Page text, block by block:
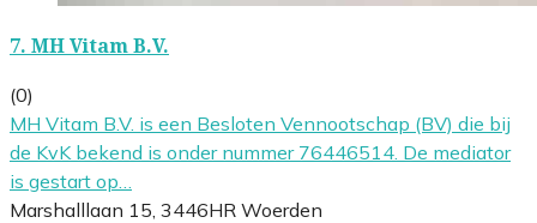
7. MH Vitam B.V.
(0)
MH Vitam B.V. is een Besloten Vennootschap (BV) die bij
de KvK bekend is onder nummer 76446514. De mediator
is gestart op…
Marshalllaan 15, 3446HR Woerden